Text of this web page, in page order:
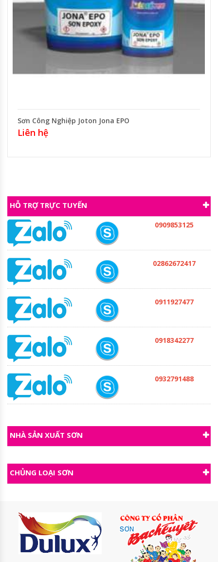
Sơn Công Nghiệp Joton Jona EPO
Liên hệ
HỖ TRỢ TRỰC TUYẾN
0909853125
02862672417
0911927477
0918342277
0932791488
NHÀ SẢN XUẤT SƠN
CHỦNG LOẠI SƠN